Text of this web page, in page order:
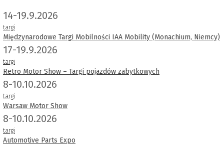
14-19.9.2026
targi
Międzynarodowe Targi Mobilności IAA Mobility (Monachium, Niemcy)
17-19.9.2026
targi
Retro Motor Show – Targi pojazdów zabytkowych
8-10.10.2026
targi
Warsaw Motor Show
8-10.10.2026
targi
Automotive Parts Expo